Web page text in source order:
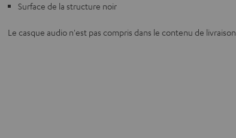
Surface de la structure noir
Le casque audio n'est pas compris dans le contenu de livraison